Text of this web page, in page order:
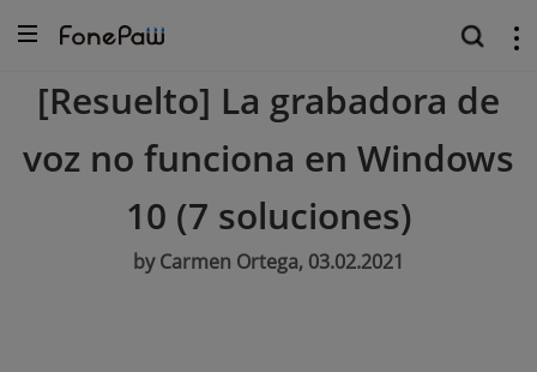
[Resuelto] La grabadora de
voz no funciona en Windows
10 (7 soluciones)
by Carmen Ortega, 03.02.2021